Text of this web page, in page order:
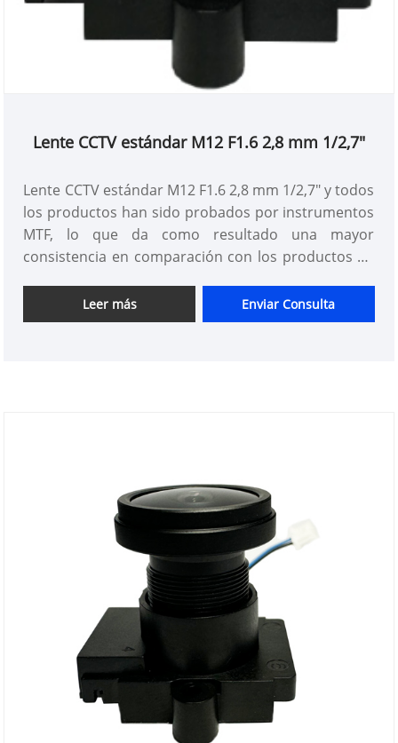
Lente CCTV estándar M12 F1.6 2,8 mm 1/2,7"
Lente CCTV estándar M12 F1.6 2,8 mm 1/2,7" y todos
los productos han sido probados por instrumentos
MTF, lo que da como resultado una mayor
consistencia en comparación con los productos de
lentes M12 estándar en nuestra fábrica.
Leer más Enviar Consulta